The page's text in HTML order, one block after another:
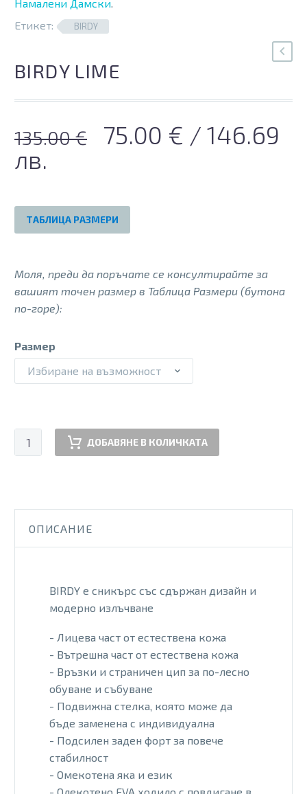
Намалени Дамски.
Етикет:
BIRDY
BIRDY LIME
135.00€
Original
135.00 €.
75.00 € Текущата
/ 146.69
лв.
ТАБЛИЦА РАЗМЕРИ
Моля, преди да поръчате се консултирайте за
вашият точен размер в Таблица Размери (бутона
по-горе):
Размер
Избиране на възможност
количество
за
ДОБАВЯНЕ В КОЛИЧКАТА
ОПИСАНИЕ
BIRDY е сникърс със сдържан дизайн и
модерно излъчване
- Лицева част от естествена кожа
- Вътрешна част от естествена кожа
- Връзки и страничен цип за по-лесно
обуване и събуване
- Подвижна стелка, която може да
бъде заменена с индивидуална
- Подсилен заден форт за повече
стабилност
- Омекотена яка и език
- Олекотено EVA ходило с повдигане в